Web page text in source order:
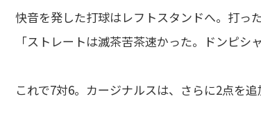
快音を発した打球はレフトスタンドへ。打っ
「ストレートは滅茶苦茶速かった。ドンピ
これで7対6。カージナルスは、さらに2点を